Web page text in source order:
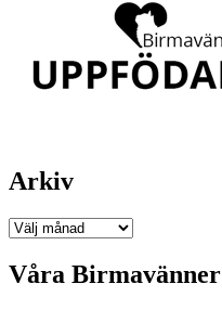
Arkiv
Arkiv
Våra Birmavänner